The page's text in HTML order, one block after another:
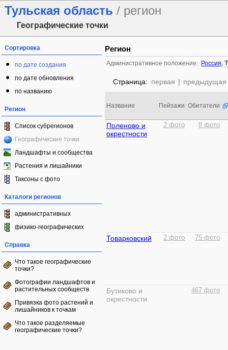
Тульская область / регион
Географические точки
Сортировка
по дате создания
по дате обновления
по названию
Регион
Список субрегионов
Географические точки
Ландшафты и сообщества
Растения и лишайники
Таксоны с фото
Каталоги регионов
административных
физико-географических
Справка
Что такое географические
точки?
Фотографии ландшафтов и
растительных сообществ
Привязка фото растений и
лишайников к точкам
Что такое разделяемые
географические точки?
Регион
Административное положение: Россия,
Страница: первая | предыдущая
Название Пейзажи Обитатели
Поленово и
окрестности
2 фото 8 фото
Товарковский 2 фото 75 фото
Бутиково и
окрестности
467 фото